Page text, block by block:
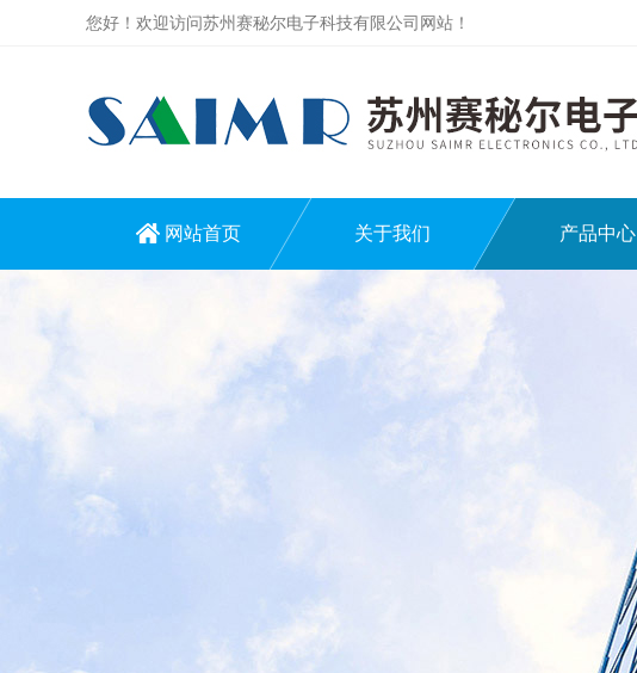
您好！欢迎访问苏州赛秘尔电子科技有限公司网站！
网站首页 关于我们 产品中心